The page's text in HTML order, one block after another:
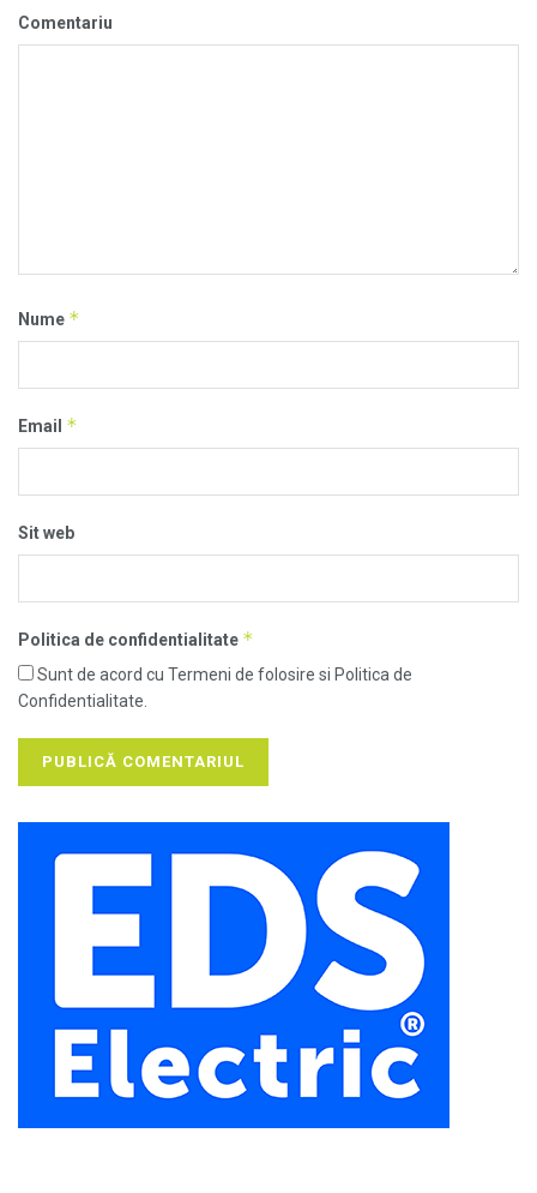
Comentariu
Nume *
Email *
Sit web
Politica de confidentialitate *
Sunt de acord cu Termeni de folosire si Politica de
Confidentialitate.